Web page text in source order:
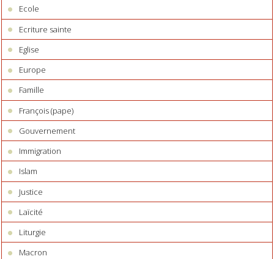
Ecole
Ecriture sainte
Eglise
Europe
Famille
François (pape)
Gouvernement
Immigration
Islam
Justice
Laïcité
Liturgie
Macron